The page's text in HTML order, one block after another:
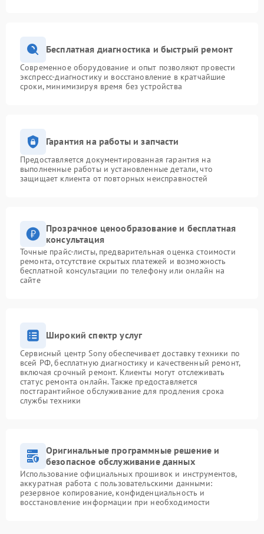
Бесплатная диагностика и быстрый ремонт
Современное оборудование и опыт позволяют провести
экспресс-диагностику и восстановление в кратчайшие
сроки, минимизируя время без устройства
Гарантия на работы и запчасти
Предоставляется документированная гарантия на
выполненные работы и установленные детали, что
защищает клиента от повторных неисправностей
Прозрачное ценообразование и бесплатная
консультация
Точные прайс-листы, предварительная оценка стоимости
ремонта, отсутствие скрытых платежей и возможность
бесплатной консультации по телефону или онлайн на
сайте
Широкий спектр услуг
Сервисный центр Sony обеспечивает доставку техники по
всей РФ, бесплатную диагностику и качественный ремонт,
включая срочный ремонт. Клиенты могут отслеживать
статус ремонта онлайн. Также предоставляется
постгарантийное обслуживание для продления срока
службы техники
Оригинальные программные решение и
безопасное обслуживание данных
Использование официальных прошивок и инструментов,
аккуратная работа с пользовательскими данными:
резервное копирование, конфиденциальность и
восстановление информации при необходимости